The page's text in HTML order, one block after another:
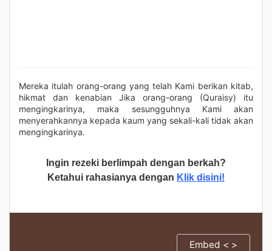
Mereka itulah orang-orang yang telah Kami berikan kitab,
hikmat dan kenabian Jika orang-orang (Quraisy) itu
mengingkarinya, maka sesungguhnya Kami akan
menyerahkannya kepada kaum yang sekali-kali tidak akan
mengingkarinya.
Ingin rezeki berlimpah dengan berkah?
Ketahui rahasianya dengan Klik disini!
Embed < >